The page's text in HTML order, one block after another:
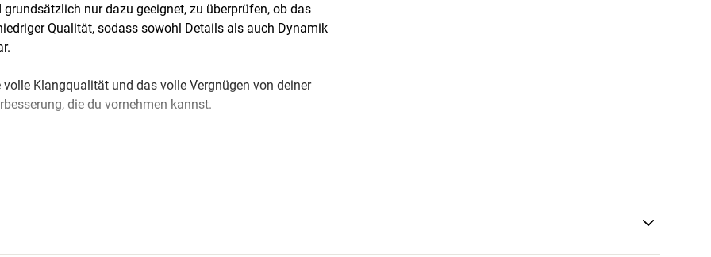
nur dazu geeignet, zu überprüfen, ob das
Qualität, sodass sowohl Details als auch Dynamik
Klangqualität und das volle Vergnügen von deiner
die du vornehmen kannst.